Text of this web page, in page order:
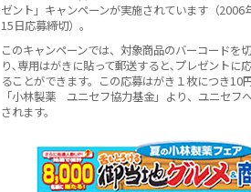
ゼント」キャンペーンが実施されています（2006
15日応募締切）。
このキャンペーンでは、対象商品のバーコードを
り､専用はがきに貼って郵送すると､プレゼントに
ることができます。この応募はがき１枚につき10
「小林製薬 ユニセフ協力基金」より、ユニセフ
されます。